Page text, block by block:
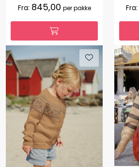
Fra: 845,00 per pakke Fra: